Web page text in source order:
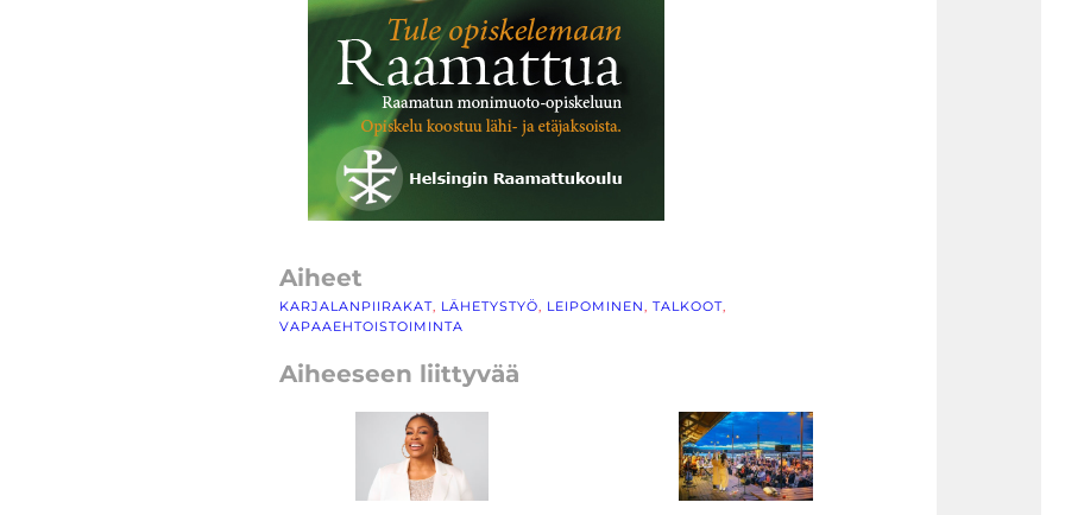
Aiheet
KARJALANPIIRAKAT, LÄHETYSTYÖ LEIPOMINEN TALKOOT
VAPAAEHTOISTOIMINTA
Aiheeseen liittyvää